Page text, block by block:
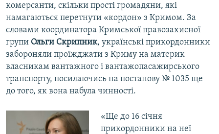
комерсанти, скільки прості громадяни, які
намагаються перетнути «кордон» з Кримом. За
словами координатора Кримської правозахисної
групи Ольги Скрипник, українські прикордонники
забороняли проїжджати з Криму на материк
власникам вантажного і вантажопасажирського
транспорту, посилаючись на постанову № 1035 ще
до того, як вона набула чинності.
«Ще до 16 січня
прикордонники на неї